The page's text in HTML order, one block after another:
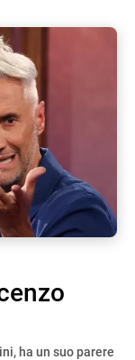
ha un suo parere